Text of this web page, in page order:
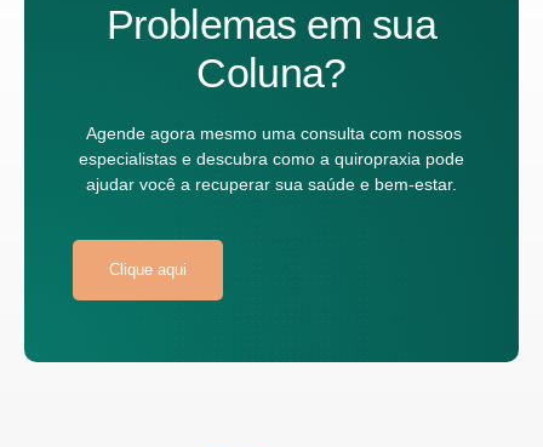
Problemas em sua
Coluna?
Agende agora mesmo uma consulta com nossos
especialistas e descubra como a quiropraxia pode
ajudar você a recuperar sua saúde e bem-estar.
Clique aqui